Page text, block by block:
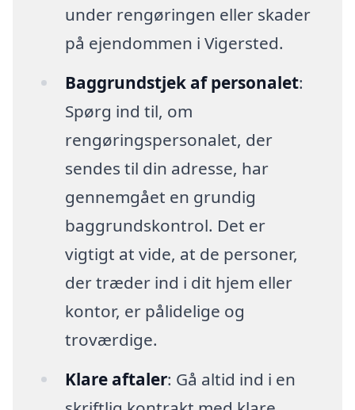
under rengøringen eller skader
på ejendommen i Vigersted.
Baggrundstjek af personalet:
Spørg ind til, om
rengøringspersonalet, der
sendes til din adresse, har
gennemgået en grundig
baggrundskontrol. Det er
vigtigt at vide, at de personer,
der træder ind i dit hjem eller
kontor, er pålidelige og
troværdige.
Klare aftaler: Gå altid ind i en